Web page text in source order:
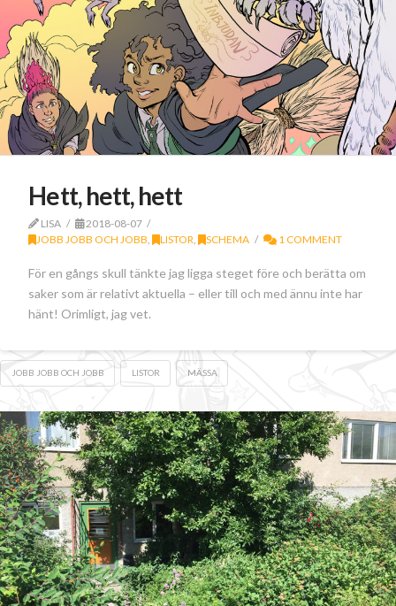
Hett, hett, hett
LISA
2018-08-07
JOBB JOBB OCH JOBB , LISTOR , SCHEMA 1 COMMENT
För en gångs skull tänkte jag ligga steget före och berätta om
saker som är relativt aktuella – eller till och med ännu inte har
hänt! Orimligt, jag vet.
JOBB JOBB OCH JOBB LISTOR MÄSSA